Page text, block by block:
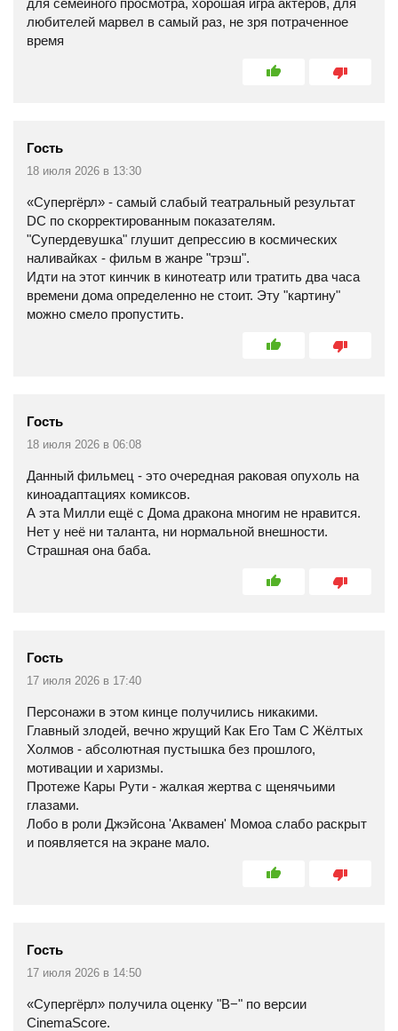
для семейного просмотра, хорошая игра актеров, для
любителей марвел в самый раз, не зря потраченное
время
Гость
18 июля 2026 в 13:30
«Супергёрл» - самый слабый театральный результат
DC по скорректированным показателям.
"Супердевушка" глушит депрессию в космических
наливайках - фильм в жанре "трэш".
Идти на этот кинчик в кинотеатр или тратить два часа
времени дома определенно не стоит. Эту "картину"
можно смело пропустить.
Гость
18 июля 2026 в 06:08
Данный фильмец - это очередная раковая опухоль на
киноадаптациях комиксов.
А эта Милли ещё с Дома дракона многим не нравится.
Нет у неё ни таланта, ни нормальной внешности.
Страшная она баба.
Гость
17 июля 2026 в 17:40
Персонажи в этом кинце получились никакими.
Главный злодей, вечно жрущий Как Его Там С Жёлтых
Холмов - абсолютная пустышка без прошлого,
мотивации и харизмы.
Протеже Кары Рути - жалкая жертва с щенячьими
глазами.
Лобо в роли Джэйсона 'Аквамен' Момоа слабо раскрыт
и появляется на экране мало.
Гость
17 июля 2026 в 14:50
«Супергёрл» получила оценку "B−" по версии
CinemaScore.